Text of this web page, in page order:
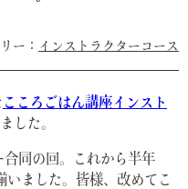
レシピ
グ
インストラクターコース
こころごはん講座インスト
した。
同の回。これから半年
いました。皆様、改めてこ